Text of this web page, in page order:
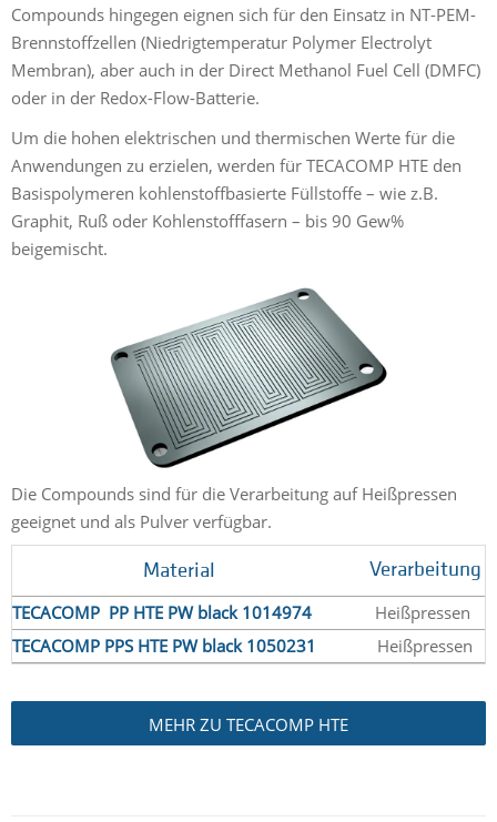
Compounds hingegen eignen sich für den Einsatz in NT-PEM-
Brennstoffzellen (Niedrigtemperatur Polymer Electrolyt
Membran), aber auch in der Direct Methanol Fuel Cell (DMFC)
oder in der Redox-Flow-Batterie.
Um die hohen elektrischen und thermischen Werte für die
Anwendungen zu erzielen, werden für TECACOMP HTE den
Basispolymeren kohlenstoffbasierte Füllstoffe – wie z.B.
Graphit, Ruß oder Kohlenstofffasern – bis 90 Gew%
beigemischt.
Die Compounds sind für die Verarbeitung auf Heißpressen
geeignet und als Pulver verfügbar.
Material Verarbeitung
TECACOMP PP HTE PW black 1014974
Heißpressen
TECACOMP PPS HTE PW black 1050231
Heißpressen
MEHR ZU TECACOMP HTE